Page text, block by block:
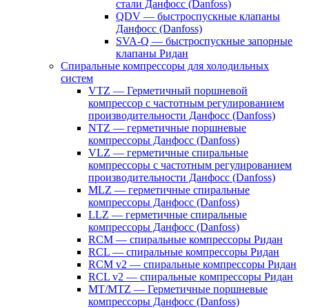
стали Данфосс (Danfoss)
QDV — быстроспускные клапаны
Данфосс (Danfoss)
SVA-Q — быстроспускные запорные
клапаны Ридан
Спиральные компрессоры для холодильных
систем
VTZ — Герметичный поршневой
компрессор с частотным регулированием
производительности Данфосс (Danfoss)
NTZ — герметичные поршневые
компрессоры Данфосс (Danfoss)
VLZ — герметичные спиральные
компрессоры с частотным регулированием
производительности Данфосс (Danfoss)
MLZ — герметичные спиральные
компрессоры Данфосс (Danfoss)
LLZ — герметичные спиральные
компрессоры Данфосс (Danfoss)
RCM — спиральные компрессоры Ридан
RCL — спиральные компрессоры Ридан
RCM v2 — спиральные компрессоры Ридан
RCL v2 — спиральные компрессоры Ридан
MT/MTZ — Герметичные поршневые
компрессоры Данфосс (Danfoss)